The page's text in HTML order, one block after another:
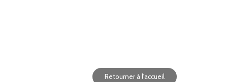
Retourner à l'accueil